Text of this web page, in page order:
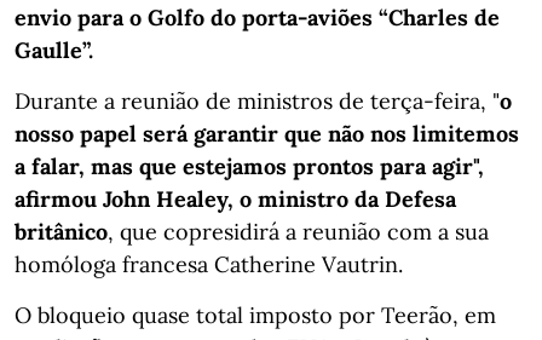
envio para o Golfo do porta-aviões “Charles de
Gaulle”.
Durante a reunião de ministros de terça-feira, "o
nosso papel será garantir que não nos limitemos
a falar, mas que estejamos prontos para agir",
afirmou John Healey, o ministro da Defesa
britânico, que copresidirá a reunião com a sua
homóloga francesa Catherine Vautrin.
O bloqueio quase total imposto por Teerão, em